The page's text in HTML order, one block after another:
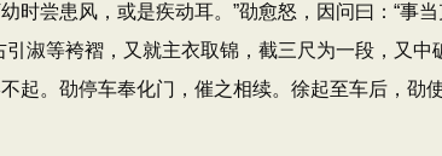
时尝患风，或是疾动耳。”劭愈怒，因问曰：“事
引淑等袴褶，又就主衣取锦，截三尺为一段，又
起。劭停车奉化门，催之相续。徐起至车后，劭